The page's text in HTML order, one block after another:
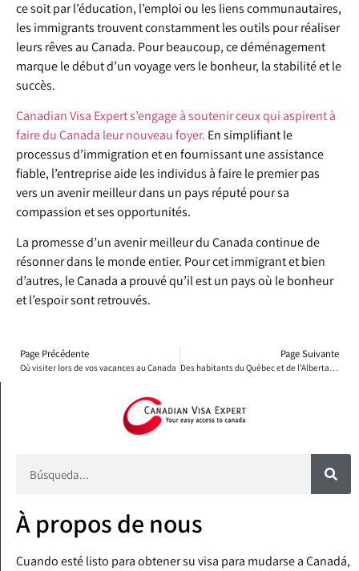
ce soit par l’éducation, l’emploi ou les liens communautaires,
les immigrants trouvent constamment les outils pour réaliser
leurs rêves au Canada. Pour beaucoup, ce déménagement
marque le début d’un voyage vers le bonheur, la stabilité et le
succès.
Canadian Visa Expert s’engage à soutenir ceux qui aspirent à
faire du Canada leur nouveau foyer. En simplifiant le
processus d’immigration et en fournissant une assistance
fiable, l’entreprise aide les individus à faire le premier pas
vers un avenir meilleur dans un pays réputé pour sa
compassion et ses opportunités.
La promesse d’un avenir meilleur du Canada continue de
résonner dans le monde entier. Pour cet immigrant et bien
d’autres, le Canada a prouvé qu’il est un pays où le bonheur
et l’espoir sont retrouvés.
Page Précédente
Où visiter lors de vos vacances au Canada
Page Suivante
Des habitants du Québec et de l’Alberta remportent un prix de 80 millions de dollars
À propos de nous
Cuando esté listo para obtener su visa para mudarse a Canadá,